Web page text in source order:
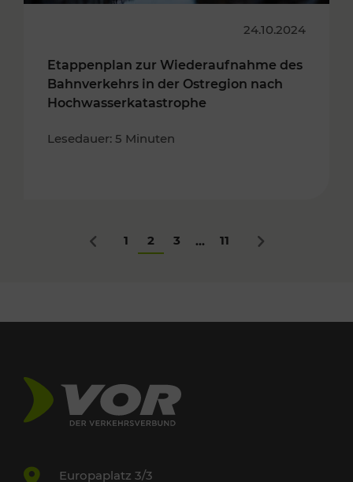
24.10.2024
Etappenplan zur Wiederaufnahme des
Bahnverkehrs in der Ostregion nach
Hochwasserkatastrophe
Lesedauer: 5 Minuten
Zurück
1 2 3 ... 11 Nächstes
Europaplatz 3/3